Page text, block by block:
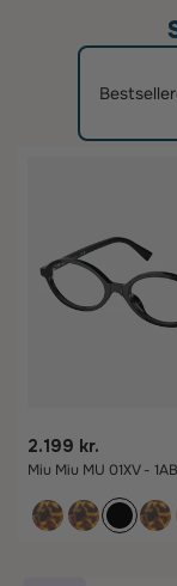
2.199 kr.
Miu Miu MU 01XV -